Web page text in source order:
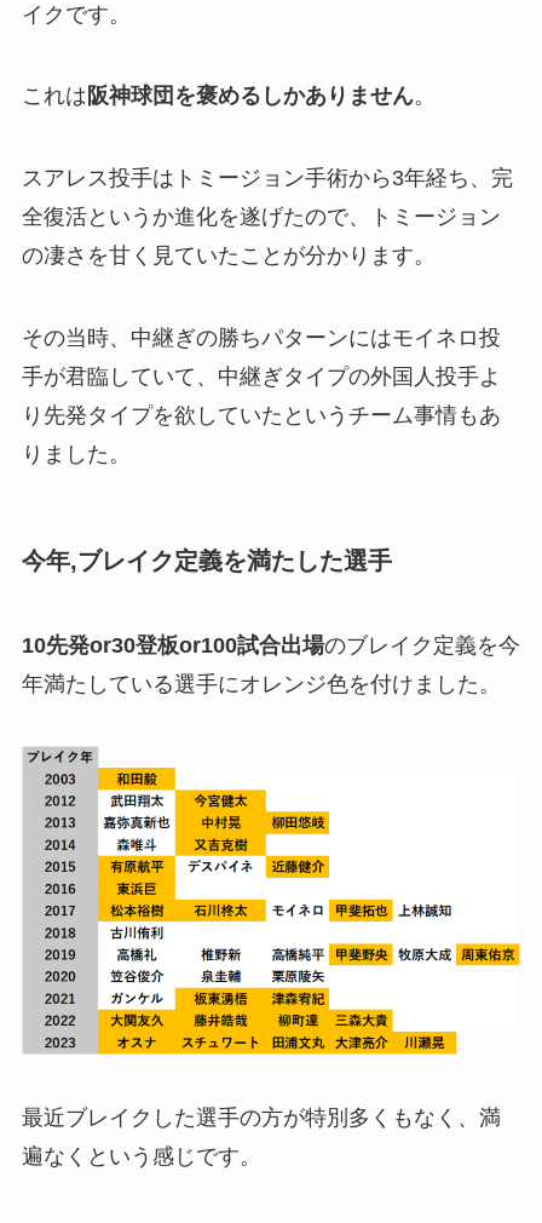
イクです。
これは 阪神球団を褒めるしかありません。
スアレス投手はトミージョン手術から3年経ち、完
全復活というか進化を遂げたので、トミージョン
の凄さを甘く見ていたことが分かります。
その当時、中継ぎの勝ちパターンにはモイネロ投
手が君臨していて、中継ぎタイプの外国人投手よ
り先発タイプを欲していたというチーム事情もあ
りました。
今年,ブレイク定義を満たした選手
10先発or30登板or100試合出場のブレイク定義を今
年満たしている選手にオレンジ色を付けました。
最近ブレイクした選手の方が特別多くもなく、満
遍なくという感じです。